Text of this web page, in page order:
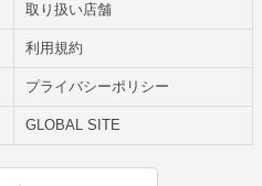
取り扱い店舗
利用規約
プライバシーポリシー
GLOBAL SITE